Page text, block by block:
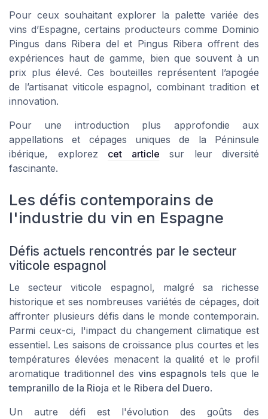
Pour ceux souhaitant explorer la palette variée des
vins d’Espagne, certains producteurs comme Dominio
Pingus dans Ribera del et Pingus Ribera offrent des
expériences haut de gamme, bien que souvent à un
prix plus élevé. Ces bouteilles représentent l’apogée
de l’artisanat viticole espagnol, combinant tradition et
innovation.
Pour une introduction plus approfondie aux
appellations et cépages uniques de la Péninsule
ibérique, explorez cet article sur leur diversité
fascinante.
Les défis contemporains de
l'industrie du vin en Espagne
Défis actuels rencontrés par le secteur
viticole espagnol
Le secteur viticole espagnol, malgré sa richesse
historique et ses nombreuses variétés de cépages, doit
affronter plusieurs défis dans le monde contemporain.
Parmi ceux-ci, l'impact du changement climatique est
essentiel. Les saisons de croissance plus courtes et les
températures élevées menacent la qualité et le profil
aromatique traditionnel des vins espagnols tels que le
tempranillo de la Rioja et le Ribera del Duero.
Un autre défi est l'évolution des goûts des